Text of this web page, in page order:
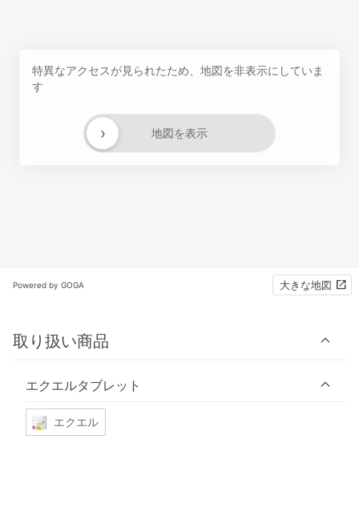
特異なアクセスが見られたため、地図を非表示にしていま
す
地図を表示
›
Powered by GOGA 大きな地図
取り扱い商品
エクエルタブレット
エクエル